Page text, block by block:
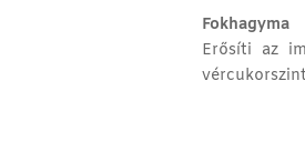
Fokhagyma
Erősíti az